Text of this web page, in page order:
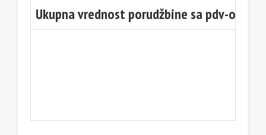
Ukupna vrednost porudžbine sa pdv-om